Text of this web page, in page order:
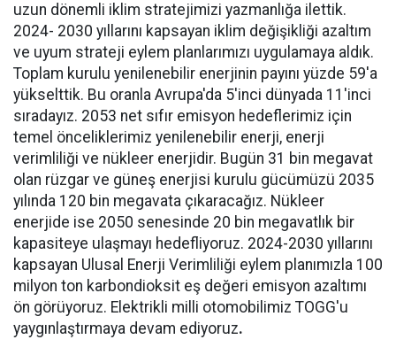
uzun dönemli iklim stratejimizi yazmanlığa ilettik.
2024- 2030 yıllarını kapsayan iklim değişikliği azaltım
ve uyum strateji eylem planlarımızı uygulamaya aldık.
Toplam kurulu yenilenebilir enerjinin payını yüzde 59'a
yükselttik. Bu oranla Avrupa'da 5'inci dünyada 11'inci
sıradayız. 2053 net sıfır emisyon hedeflerimiz için
temel önceliklerimiz yenilenebilir enerji, enerji
verimliliği ve nükleer enerjidir. Bugün 31 bin megavat
olan rüzgar ve güneş enerjisi kurulu gücümüzü 2035
yılında 120 bin megavata çıkaracağız. Nükleer
enerjide ise 2050 senesinde 20 bin megavatlık bir
kapasiteye ulaşmayı hedefliyoruz. 2024-2030 yıllarını
kapsayan Ulusal Enerji Verimliliği eylem planımızla 100
milyon ton karbondioksit eş değeri emisyon azaltımı
ön görüyoruz. Elektrikli milli otomobilimiz TOGG'u
yaygınlaştırmaya devam ediyoruz.